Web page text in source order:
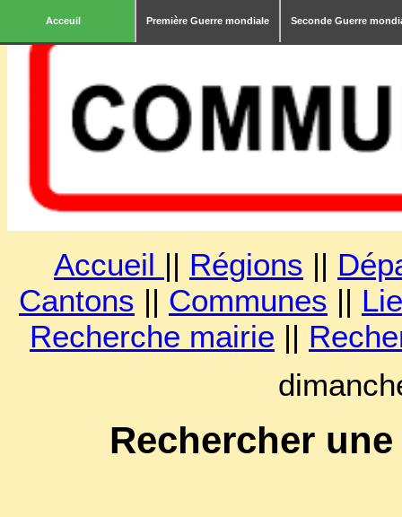
Acceuil Première Guerre mondiale Seconde Guerre
Accueil || Régions ||
Cantons || Communes ||
Recherche mairie ||
Rechercher